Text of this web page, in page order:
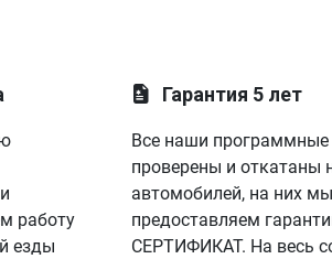
диагностику,глянули что всё
я поехал
же на чип тюнинг,парни вы
спасибо вашей команде за
работу,сервис отличный,
всем добра)
работу
езды
Гарантия 5 лет
Все наши программные
проверены и откатаны
автомобилей, на них мы
предоставляем
СЕРТИФИКАТ. На весь